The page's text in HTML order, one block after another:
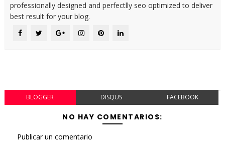
professionally designed and perfectlly seo optimized to deliver
best result for your blog.
BLOGGER DISQUS FACEBOOK
NO HAY COMENTARIOS:
Publicar un comentario